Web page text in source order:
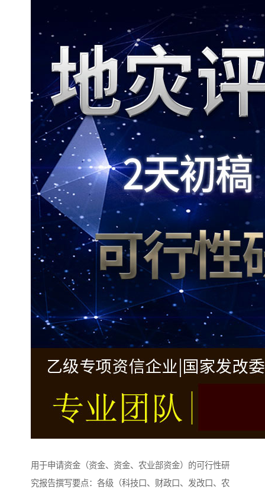
用于申请资金（资金、资金、农业部资金）的可行性研
究报告撰写要点：各级（科技口、财政口、发改口、农